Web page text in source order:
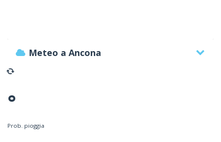
Meteo a Ancona
°
Prob. pioggia